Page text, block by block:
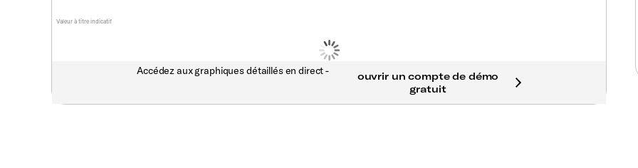
Valeur à titre indicatif
Accédez aux graphiques détaillés en direct -